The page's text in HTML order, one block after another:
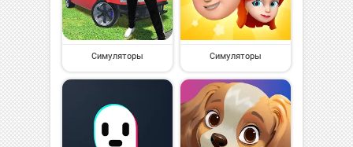
Симуляторы Симуляторы